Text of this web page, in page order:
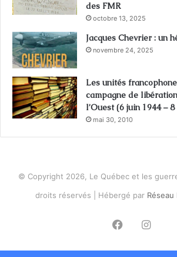
des FMR
octobre 13, 2025
Jacques Chevrier : un
novembre 24, 2025
Les unités
campagne de
l’Ouest (6 juin 1944 –
mai 30, 2010
© Copyright 2026, Le Québec et les
droits réservés | Hébergé par
Facebook